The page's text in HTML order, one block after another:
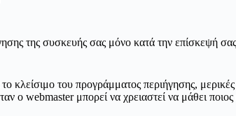
της συσκευής σας μόνο κατά την επίσκεψή
του προγράμματος περιήγησης, μερικές
webmaster μπορεί να χρειαστεί να μάθει ποιος